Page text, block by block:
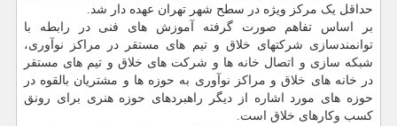
حداقل یک مرکز ویژه در سطح شهر تهران عهده دار شد.
بر اساس تفاهم صورت گرفته آموزش های فنی در رابطه با
توانمندسازی شرکتهای خلاق و تیم های مستقر در مراکز نوآوری،
شبکه سازی و اتصال خانه ها و شرکت های خلاق و تیم های مستقر
در خانه های خلاق و مراکز نوآوری به حوزه ها و مشتریان بالقوه در
حوزه های مورد اشاره از دیگر راهبردهای حوزه هنری برای رونق
کسب وکارهای خلاق است.